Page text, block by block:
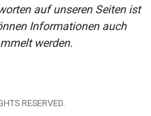
auf unseren Seiten ist
Informationen auch
werden.
RESERVED.